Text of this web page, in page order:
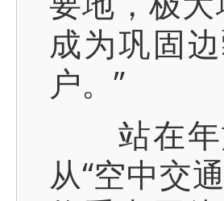
成为巩固
户。”
站在年
从“空中交